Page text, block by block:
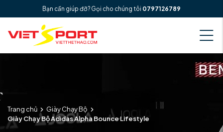
Bạn cần giúp đỡ? Gọi cho chúng tôi 0797126789
Trang chủ
Giày Chạy Bộ
Giày Chạy Bộ Adidas Alpha Bounce Lifestyle